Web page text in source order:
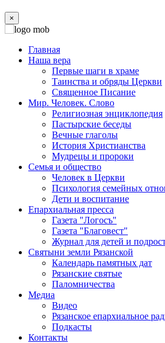
×
Главная
Наша вера
Первые шаги в храме
Таинства и обряды Церкви
Священное Писание
Мир. Человек. Слово
Религиозная энциклопедия
Пастырские беседы
Вечные глаголы
История Христианства
Мудрецы и пророки
Семья и общество
Человек в Церкви
Психология семейных
Дети и воспитание
Епархиальная пресса
Газета "Логосъ"
Газета "Благовест"
Журнал для детей и
Святыни земли Рязанской
Календарь памятных дат
Рязанские святые
Паломничества
Медиа
Видео
Рязанское епархиальное
Подкасты
Контакты